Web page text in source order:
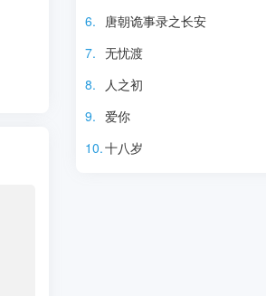
平 李天柱 赵秦 郭子豪
6. 唐朝诡事录之长安
7. 无忧渡
8.
人之初
9. 爱你
10.十八岁